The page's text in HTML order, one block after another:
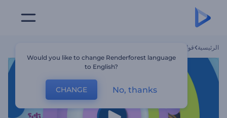
الرئيسية قوالب
Would you like to change Renderforest language
to English?
CHANGE No, thanks